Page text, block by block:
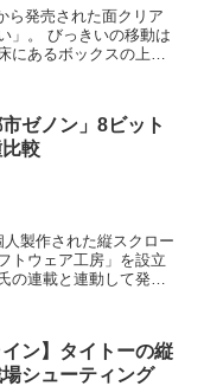
ら発売された面クリア
市ゼノン」8ビット
較
人製作された縦スクロー
イン】タイトーの縦
シューティング